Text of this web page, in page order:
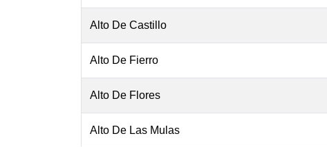
Alto De Castillo
Alto De Fierro
Alto De Flores
Alto De Las Mulas